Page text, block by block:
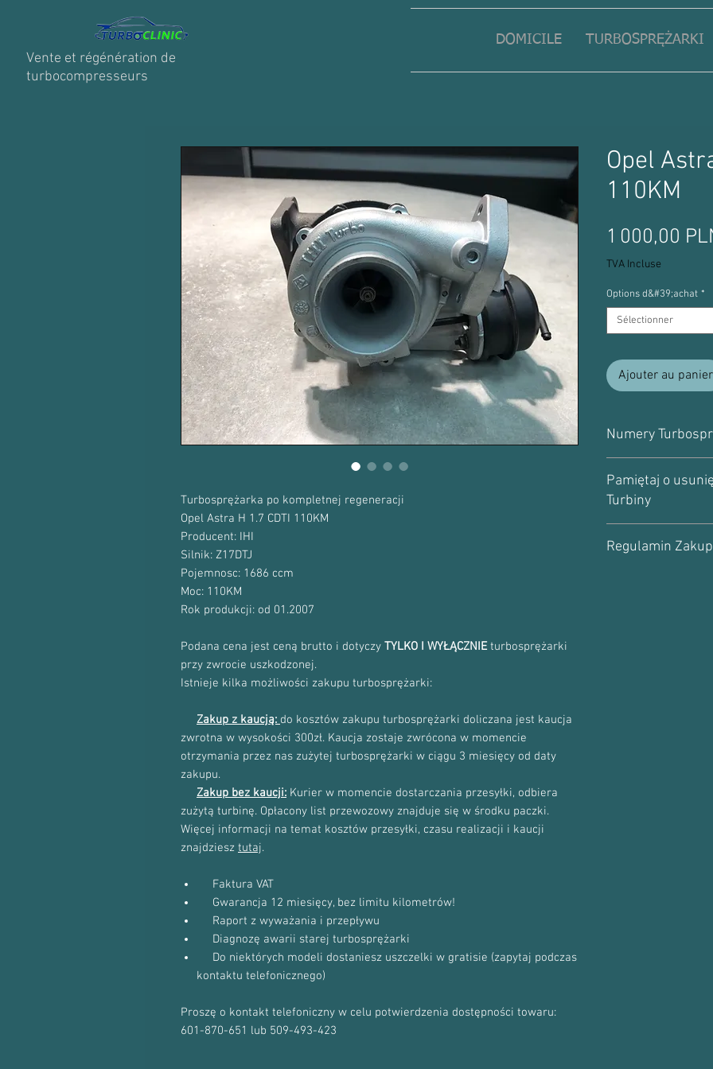
Vente et régénération de
turbocompresseurs
DOMICILE TURBOSPRĘŻARKI
Turbosprężarka po kompletnej regeneracji
Opel Astra H 1.7 CDTI 110KM
Producent: IHI
Silnik: Z17DTJ
Pojemnosc: 1686 ccm
Moc: 110KM
Rok produkcji: od 01.2007
Podana cena jest ceną brutto i dotyczy TYLKO I WYŁĄCZNIEturbosprężarki
przy zwrocie uszkodzonej.
Istnieje kilka możliwości zakupu turbosprężarki:
Zakup z kaucją: do kosztów zakupu turbosprężarki doliczana jest kaucja
zwrotna w wysokości 300zł. Kaucja zostaje zwrócona w momencie
otrzymania przez nas zużytej turbosprężarki w ciągu 3 miesięcy od daty
zakupu.
Zakup bez kaucji: Kurier w momencie dostarczania przesyłki, odbiera
zużytą turbinę. Opłacony list przewozowy znajduje się w środku paczki.
Więcej informacji na temat kosztów przesyłki, czasu realizacji i kaucji
znajdziesz tutaj.
Faktura VAT
Gwarancja 12 miesięcy, bez limitu kilometrów!
Raport z wyważania i przepływu
Diagnozę awarii starej turbosprężarki
Do niektórych modeli dostaniesz uszczelki w gratisie (zapytaj podczas
kontaktu telefonicznego)
Proszę o kontakt telefoniczny w celu potwierdzenia dostępności towaru:
601-870-651 lub 509-493-423
Opel
110KM
1 000,00
TVA Incluse
Options d&#39;achat *
Sélectionner
Ajouter au panier
Numery
VIFC
Numer producenta:
5860938
Pamiętaj o
Turbiny
rzadko psuje się
Regulamin